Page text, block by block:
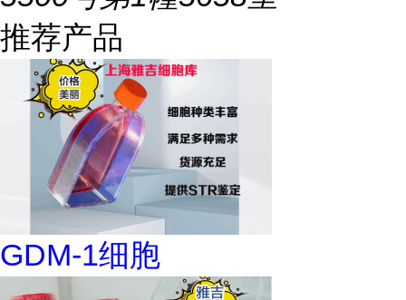
推荐产品
GDM-1细胞